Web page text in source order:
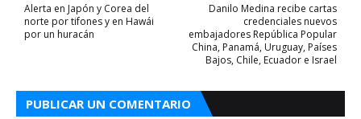
Danilo Medina recibe cartas
credenciales nuevos
embajadores República Popular
China, Panamá, Uruguay, Países
Bajos, Chile, Ecuador e Israel
Alerta en Japón y Corea del
norte por tifones y en Hawái
por un huracán
PUBLICAR UN COMENTARIO